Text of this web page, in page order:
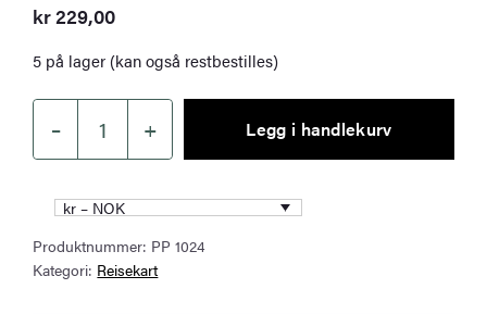
kr229,00
5 på lager (kan også restbestilles)
–
Spania
og
Portugal
vei-
og
+ Legg i handlekurv
kr – NOK
Produktnummer: PP 1024
Kategori: Reisekart